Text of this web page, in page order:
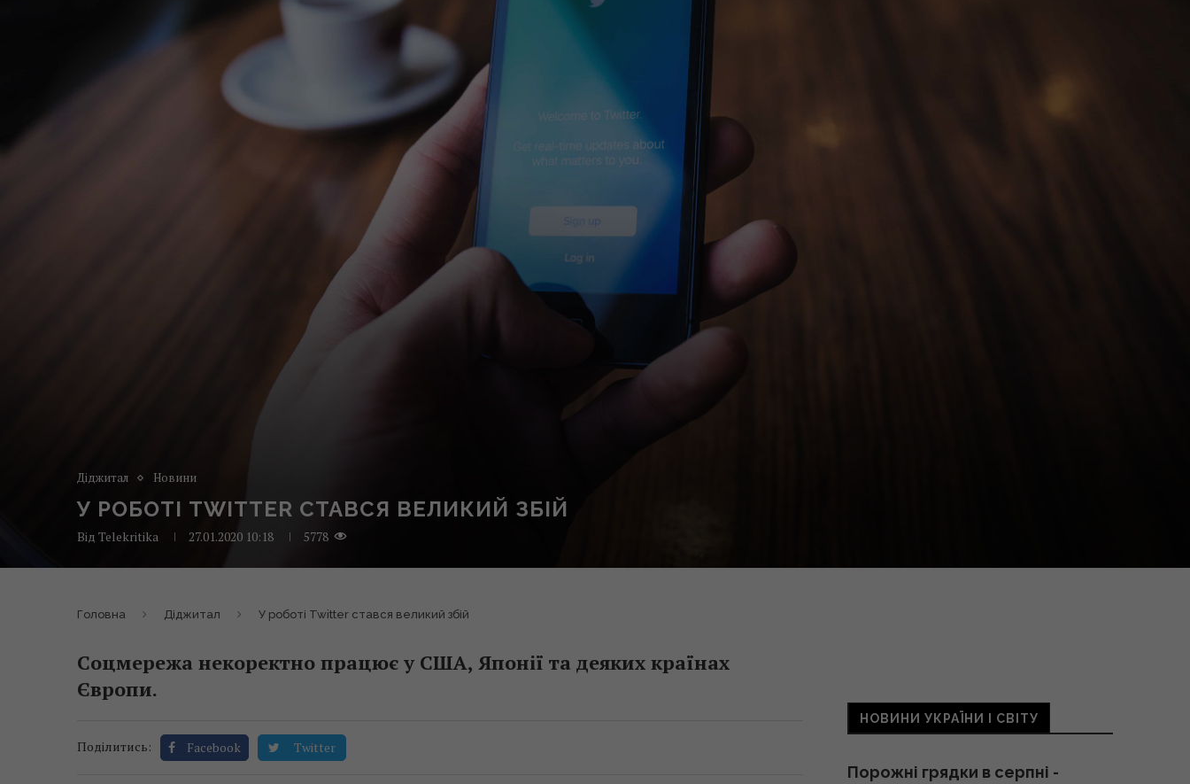
Діджитал Новини
У РОБОТІ TWITTER СТАВСЯ ВЕЛИКИЙ ЗБІЙ
Від Telekritika 27.01.2020 10:18 5778
Головна Діджитал У роботі Twitter стався великий збій
Соцмережа некоректно працює у США, Японії та деяких країнах
Європи.
Поділитись: Facebook Twitter
НОВИНИ УКРАЇНИ І СВІТУ
Порожні грядки в серпні -